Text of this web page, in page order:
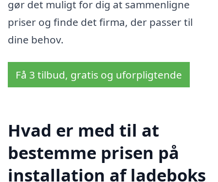
gør det muligt for dig at sammenligne
priser og finde det firma, der passer til
dine behov.
Få 3 tilbud, gratis og uforpligtende
Hvad er med til at
bestemme prisen på
installation af ladeboks